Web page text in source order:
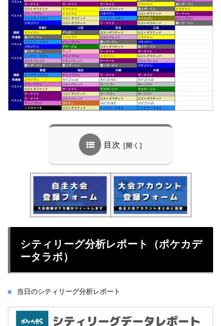
目次
シティリーグ分析レポート（ポケカデ
ータラボ）
当日のシティリーグ分析レポート